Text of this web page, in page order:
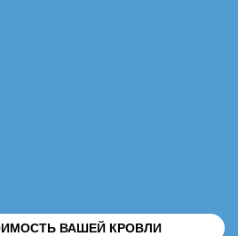
ВАШЕЙ КРОВЛИ